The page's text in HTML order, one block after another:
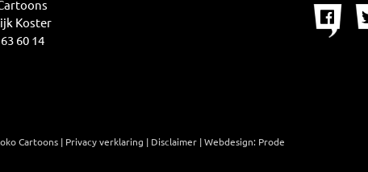
Koster
60 14
Cartoons | Privacy verklaring | Disclaimer|Webdesign: Prode